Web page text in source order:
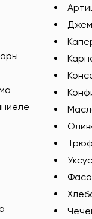
Уксус